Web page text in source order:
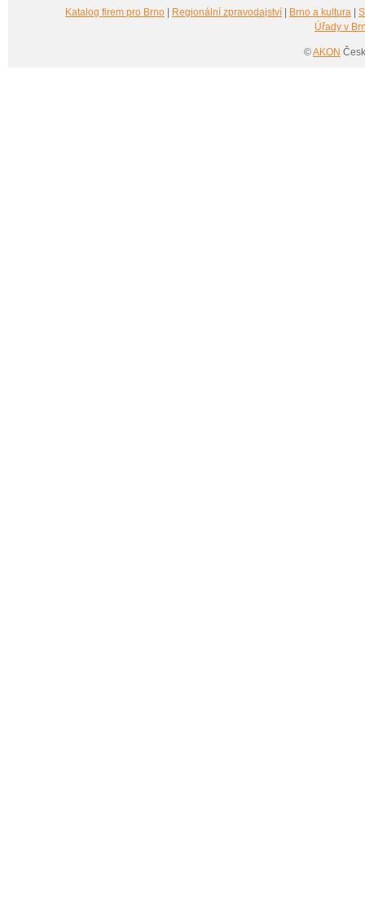
Katalog firem pro Brno Regionální zpravodajství Brno a kultura
Úřady v
©AKON